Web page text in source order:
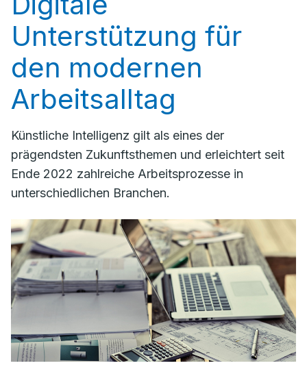
Unterstützung für
den modernen
Arbeitsalltag
Künstliche Intelligenz gilt als eines der
prägendsten Zukunftsthemen und erleichtert seit
Ende 2022 zahlreiche Arbeitsprozesse in
unterschiedlichen Branchen.